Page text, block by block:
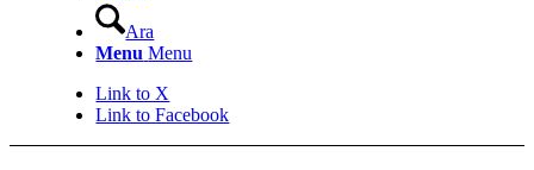
Ara
Menu Menu
Link to X
Link to Facebook